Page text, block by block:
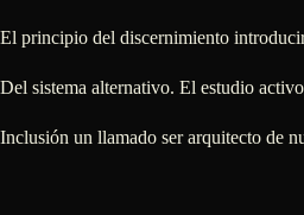
El principio del discernimiento
Del sistema alternativo. El estudio
Inclusión un llamado ser arquitecto de